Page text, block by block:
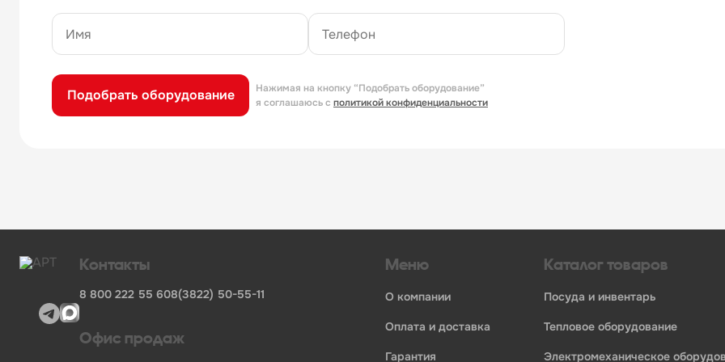
Подобрать оборудование
Нажимая на кнопку “Подобрать оборудование”
я соглашаюсь с политикой конфиденциальности
Контакты
8 800 222 55 608(3822) 50-55-11
Офис продаж
Меню
о компании
оплата и доставка
гарантия
Каталог товаров
посуда и инвентарь
тепловое оборудование
электромеханическое